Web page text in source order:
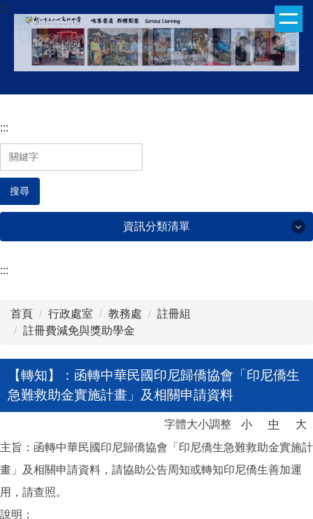
跳
容
:::
:::
搜尋
資訊分類清單
:::
首頁 行政處室 教務處
註冊組
註冊費減免與獎助學金
【轉知】：函轉中華民國印尼歸僑協會「印尼僑生
急難救助金實施計畫」及相關申請資料
字體大小調整 小 中
大
主旨：函轉中華民國印尼歸僑協會「印尼僑生急難救助金實施計
畫」及相關申請資料，請協助公告周知或轉知印尼僑生善加運
用，請查照。
說明：